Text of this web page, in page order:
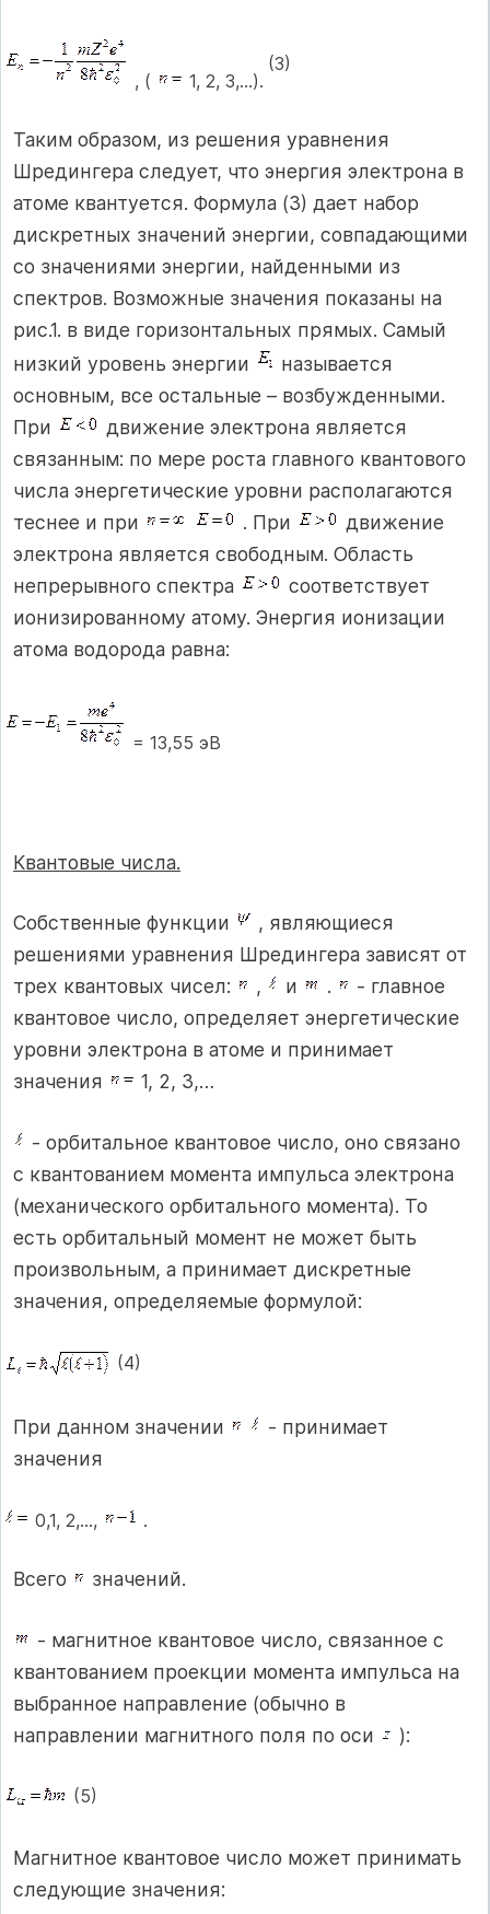
, ( 1, 2, 3,…).
(3)
Таким образом, из решения уравнения
Шредингера следует, что энергия электрона в
атоме квантуется. Формула (3) дает набор
дискретных значений энергии, совпадающими
со значениями энергии, найденными из
спектров. Возможные значения показаны на
рис.1. в виде горизонтальных прямых. Самый
низкий уровень энергии
называется
основным, все остальные – возбужденными.
При
движение электрона является
связанным: по мере роста главного квантового
числа энергетические уровни располагаются
теснее и при
. При
движение
электрона является свободным. Область
непрерывного спектра
соответствует
ионизированному атому. Энергия ионизации
атома водорода равна:
= 13,55 эВ
Квантовые числа.
Собственные функции
, являющиеся
решениями уравнения Шредингера зависят от
трех квантовых чисел:
, и .
- главное
квантовое число, определяет энергетические
уровни электрона в атоме и принимает
значения
1, 2, 3,…
- орбитальное квантовое число, оно связано
с квантованием момента импульса электрона
(механического орбитального момента). То
есть орбитальный момент не может быть
произвольным, а принимает дискретные
значения, определяемые формулой:
(4)
При данном значении
- принимает
значения
0,1, 2,…, .
Всего значений.
- магнитное квантовое число, связанное с
квантованием проекции момента импульса на
выбранное направление (обычно в
направлении магнитного поля по оси
):
(5)
Магнитное квантовое число может принимать
следующие значения: